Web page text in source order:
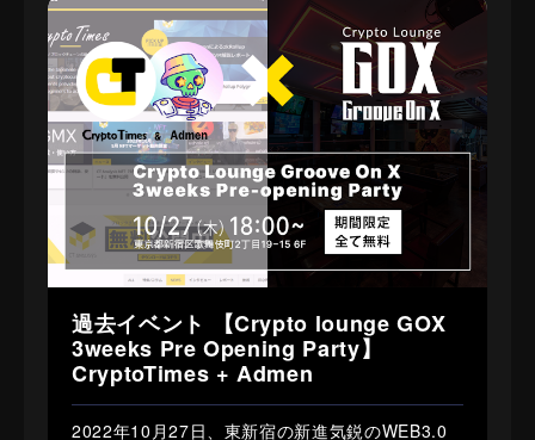
過去イベント 【Crypto lounge GOX
3weeks Pre Opening Party】
CryptoTimes + Admen
2022年10月27日、東新宿の新進気鋭のWEB3.0